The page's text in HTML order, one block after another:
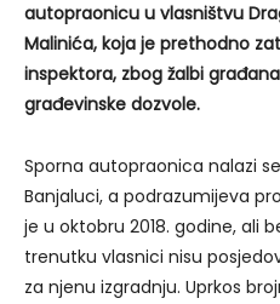
autopraonicu u vlasništvu
Malinića, koja je prethodno
inspektora, zbog žalbi
građevinske dozvole.
Sporna autopraonica nalazi
Banjaluci, a podrazumijeva
je u oktobru 2018. godine, ali
trenutku vlasnici nisu
za njenu izgradnju. Uprkos